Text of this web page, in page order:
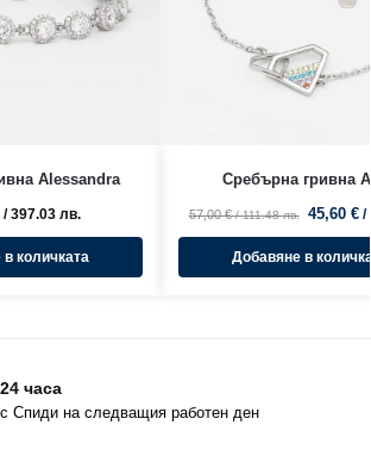
Alessandra
/ 397.03 лв.
количката
Сребърна гривна
57,00€ / 111.48 лв. 45,60 € /
Добавяне в
часа
Спиди на следващия работен ден